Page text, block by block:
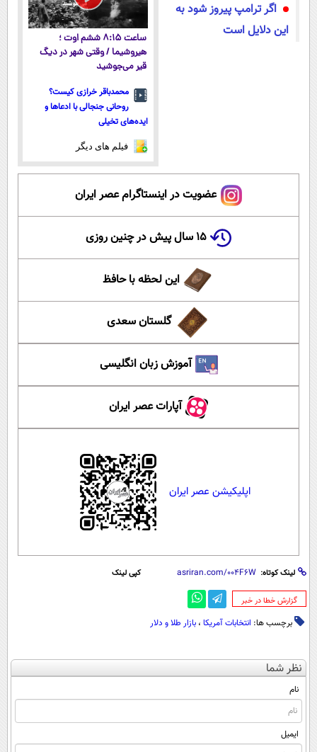
اگر ترامپ پیروز شود به
این دلایل است
ساعت ۸:۱۵ ششم اوت ؛
هیروشیما / وقتی شهر در دیگ
قیر می‌جوشید
محمدباقر خرازی کیست؟
روحانی جنجالی با ادعاها و
ایده‌های تخیلی
فیلم های دیگر
عضویت در اینستاگرام عصر ایران
۱۵ سال پیش در چنین روزی
این لحظه با حافظ
گلستان سعدی
آموزش زبان انگلیسی
آپارات عصر ایران
اپلیکیشن عصر ایران
لینک کوتاه: کپی لینک
‌گزارش خطا در خبر
برچسب ها: انتخابات آمریکا ، بازار طلا و دلار
نظر شما
نام
ایمیل